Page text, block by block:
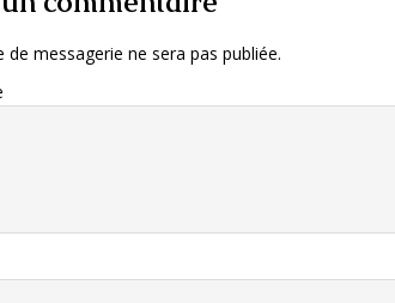
de messagerie ne sera pas publiée.